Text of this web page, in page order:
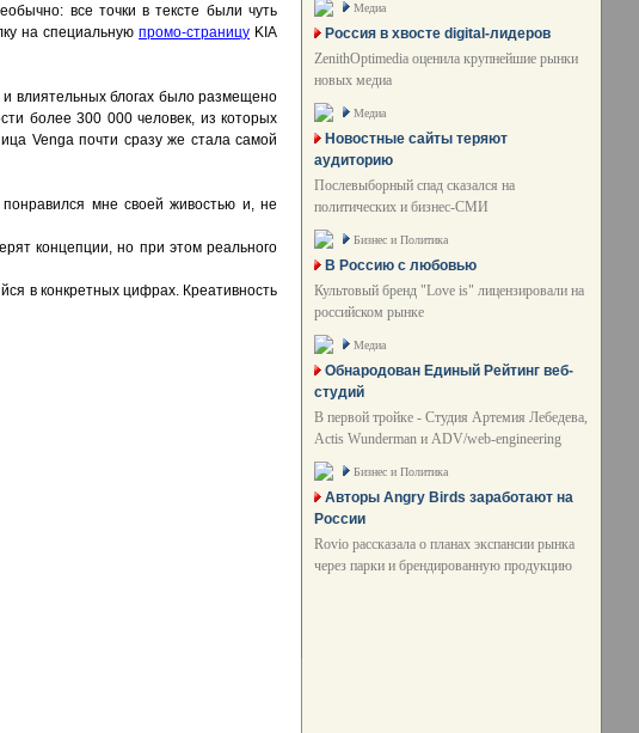
все точки в тексте были чуть
на специальнуюпромо-страницу KIA
влиятельных блогах было размещено
более 300 000 человек, из которых
Venga почти сразу же стала самой
мне своей живостью и, не
концепции, но при этом реального
в конкретных цифрах. Креативность
Медиа
Россия в хвосте digital-лидеров
ZenithOptimedia оценила крупнейшие рынки
новых медиа
Медиа
Новостные сайты теряют
аудиторию
Послевыборный спад сказался на
политических и бизнес-СМИ
Бизнес и Политика
В Россию с любовью
Культовый бренд "Love is" лицензировали на
российском рынке
Медиа
Обнародован Единый Рейтинг веб-
студий
В первой тройке - Студия Артемия Лебедева,
Actis Wunderman и ADV/web-engineering
Бизнес и Политика
Авторы Angry Birds заработают на
России
Rovio рассказала о планах экспансии рынка
через парки и брендированную продукцию